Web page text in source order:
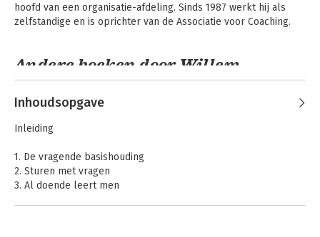
hoofd van een organisatie-afdeling. Sinds 1987 werkt hij als
zelfstandige en is oprichter van de Associatie voor Coaching.
Andere boeken door Willem
Verhoeven
Inhoudsopgave
Inleiding
1. De vragende basishouding
2. Sturen met vragen
3. Al doende leert men